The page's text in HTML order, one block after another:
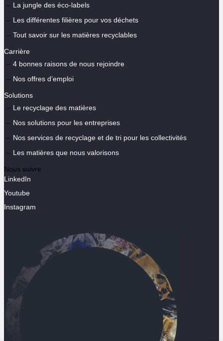
La jungle des éco-labels
Les différentes filières pour vos déchets
Tout savoir sur les matières recyclables
Carrière
4 bonnes raisons de nous rejoindre
Nos offres d’emploi
Solutions
Le recyclage des matières
Nos solutions pour les entreprises
Nos services de recyclage et de tri pour les collectivités
Les matières que nous valorisons
Nous suivre
LinkedIn
Youtube
Instagram